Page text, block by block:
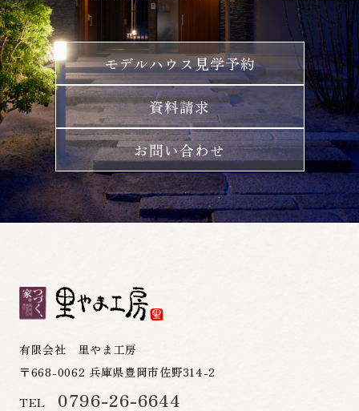
モデルハウス見学予約
資料請求
お問い合わせ
有限会社 里やま工房
〒668-0062 兵庫県豊岡市佐野314-2
TEL 0796-26-6644